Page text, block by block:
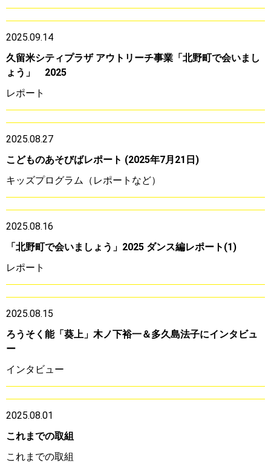
2025.09.14
久留米シティプラザ アウトリーチ事業「北野町で会いまし
ょう」 2025
レポート
2025.08.27
こどものあそびばレポート (2025年7月21日)
キッズプログラム（レポートなど）
2025.08.16
「北野町で会いましょう」2025 ダンス編レポート(1)
レポート
2025.08.15
ろうそく能「葵上」木ノ下裕一＆多久島法子にインタビュ
ー
インタビュー
2025.08.01
これまでの取組
これまでの取組